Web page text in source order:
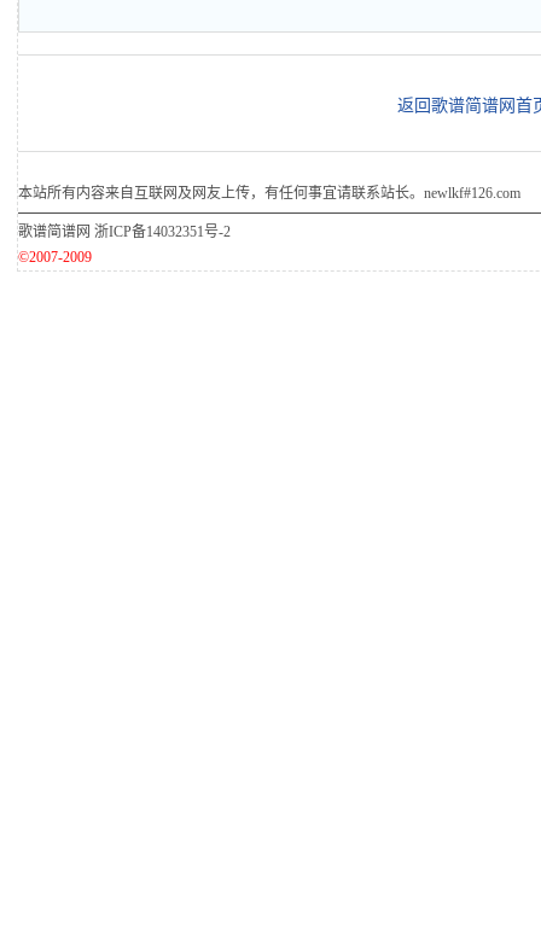
返回歌谱简谱网首
本站所有内容来自互联网及网友上传，有任何事宜请联系站长。newlkf#126.com
歌谱简谱网 浙ICP备14032351号-2
©2007-2009